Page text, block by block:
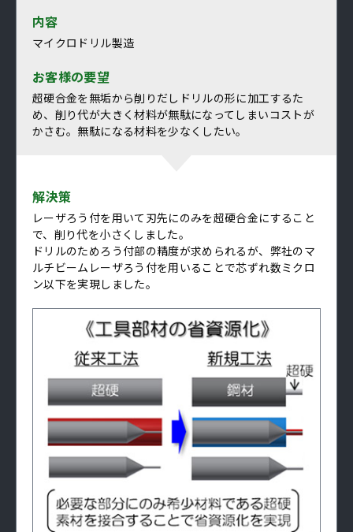
内容
マイクロドリル製造
お客様の要望
超硬合金を無垢から削りだしドリルの形に加工するた
め、削り代が大きく材料が無駄になってしまいコストが
かさむ。無駄になる材料を少なくしたい。
解決策
レーザろう付を用いて刃先にのみを超硬合金にすること
で、削り代を小さくしました。
ドリルのためろう付部の精度が求められるが、弊社のマ
ルチビームレーザろう付を用いることで芯ずれ数ミクロ
ン以下を実現しました。